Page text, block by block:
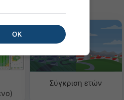
Σύγκριση ετών
OK